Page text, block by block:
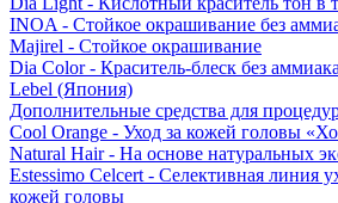
INOA - Стойкое окрашивание без
Majirel - Стойкое окрашивание
Dia Color - Краситель-блеск без аммиака
Lebel (Япония)
Дополнительные средства для
Cool Orange - Уход за кожей головы
Natural Hair - На основе натуральных
Estessimo Celcert - Селективная линия
кожей головы